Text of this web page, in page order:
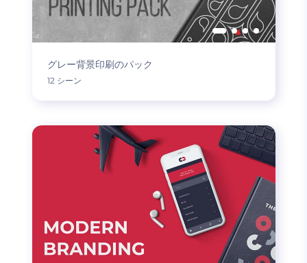
グレー背景印刷のパック
12 シーン